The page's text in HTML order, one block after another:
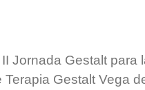
Jornada Gestalt para
Gestalt Vega